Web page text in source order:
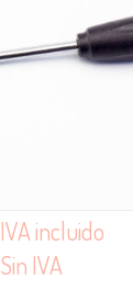
IVA incluido
Sin IVA